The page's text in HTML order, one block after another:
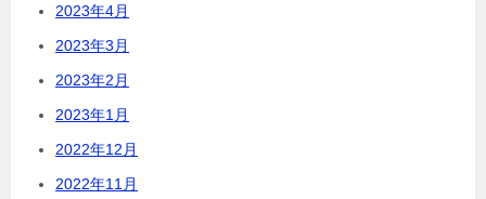
2023年4月
2023年3月
2023年2月
2023年1月
2022年12月
2022年11月